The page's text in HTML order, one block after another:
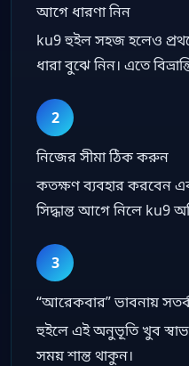
আগে ধারণা নিন
ku9 হুইল সহজ হলেও
ধারা বুঝে নিন। এতে
2
নিজের সীমা ঠিক করুন
কতক্ষণ ব্যবহার করবেন
সিদ্ধান্ত আগে নিলে ku9
3
“আরেকবার” ভাবনায়
হুইলে এই অনুভূতি খুব
সময় শান্ত থাকুন।